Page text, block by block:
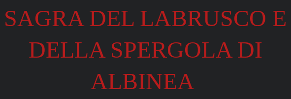
SAGRA DEL LABRUSCO E
DELLA SPERGOLA DI
ALBINEA